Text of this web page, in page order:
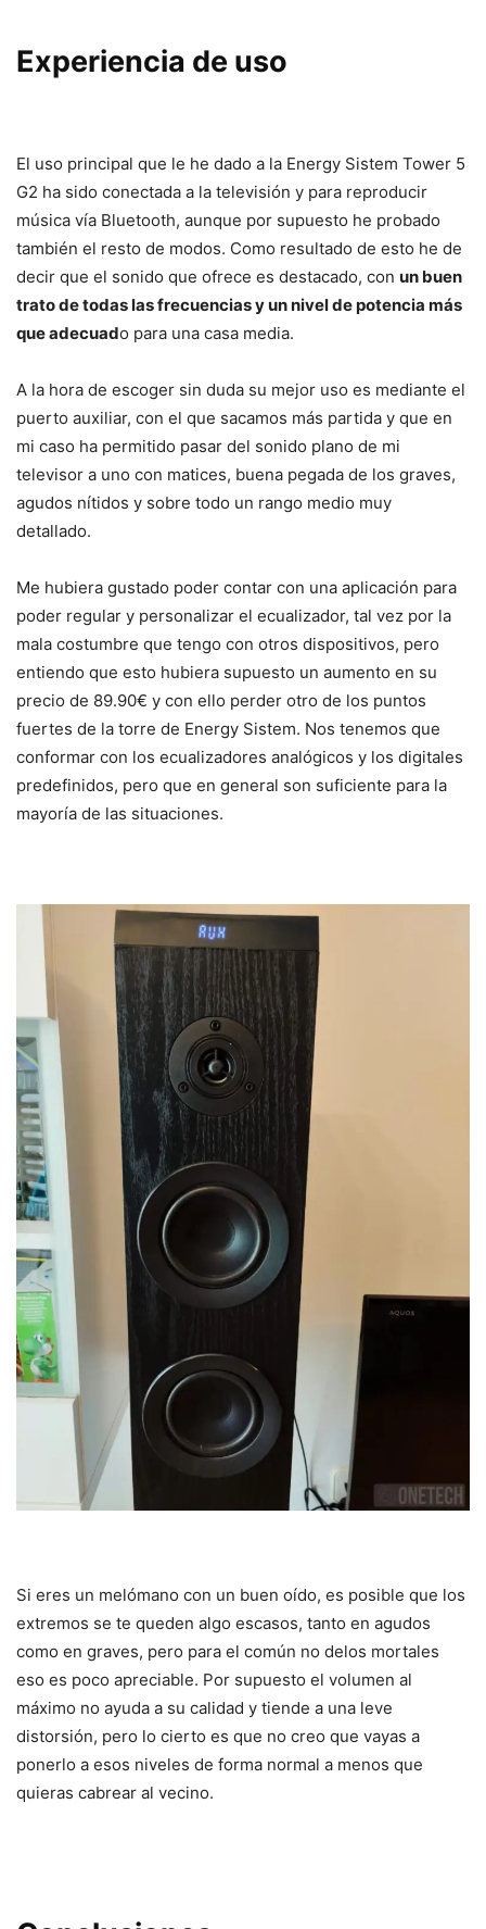
Experiencia de uso
El uso principal que le he dado a la Energy Sistem Tower 5
G2 ha sido conectada a la televisión y para reproducir
música vía Bluetooth, aunque por supuesto he probado
también el resto de modos. Como resultado de esto he de
decir que el sonido que ofrece es destacado, con un buen
trato de todas las frecuencias y un nivel de potencia más
que adecuado para una casa media.
A la hora de escoger sin duda su mejor uso es mediante el
puerto auxiliar, con el que sacamos más partida y que en
mi caso ha permitido pasar del sonido plano de mi
televisor a uno con matices, buena pegada de los graves,
agudos nítidos y sobre todo un rango medio muy
detallado.
Me hubiera gustado poder contar con una aplicación para
poder regular y personalizar el ecualizador, tal vez por la
mala costumbre que tengo con otros dispositivos, pero
entiendo que esto hubiera supuesto un aumento en su
precio de 89.90€ y con ello perder otro de los puntos
fuertes de la torre de Energy Sistem. Nos tenemos que
conformar con los ecualizadores analógicos y los digitales
predefinidos, pero que en general son suficiente para la
mayoría de las situaciones.
Si eres un melómano con un buen oído, es posible que los
extremos se te queden algo escasos, tanto en agudos
como en graves, pero para el común no delos mortales
eso es poco apreciable. Por supuesto el volumen al
máximo no ayuda a su calidad y tiende a una leve
distorsión, pero lo cierto es que no creo que vayas a
ponerlo a esos niveles de forma normal a menos que
quieras cabrear al vecino.